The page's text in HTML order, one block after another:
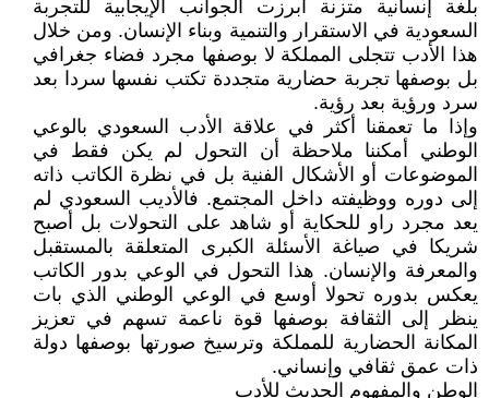
بلغة إنسانية متزنة أبرزت الجوانب الإيجابية للتجربة
السعودية في الاستقرار والتنمية وبناء الإنسان. ومن خلال
هذا الأدب تتجلى المملكة لا بوصفها مجرد فضاء جغرافي
بل بوصفها تجربة حضارية متجددة تكتب نفسها سردا بعد
سرد ورؤية بعد رؤية.
وإذا ما تعمقنا أكثر في علاقة الأدب السعودي بالوعي
الوطني أمكننا ملاحظة أن التحول لم يكن فقط في
الموضوعات أو الأشكال الفنية بل في نظرة الكاتب ذاته
إلى دوره ووظيفته داخل المجتمع. فالأديب السعودي لم
يعد مجرد راو للحكاية أو شاهد على التحولات بل أصبح
شريكا في صياغة الأسئلة الكبرى المتعلقة بالمستقبل
والمعرفة والإنسان. هذا التحول في الوعي بدور الكاتب
يعكس بدوره تحولا أوسع في الوعي الوطني الذي بات
ينظر إلى الثقافة بوصفها قوة ناعمة تسهم في تعزيز
المكانة الحضارية للمملكة وترسيخ صورتها بوصفها دولة
ذات عمق ثقافي وإنساني.
الوطن والمفهوم الحديث للأدب